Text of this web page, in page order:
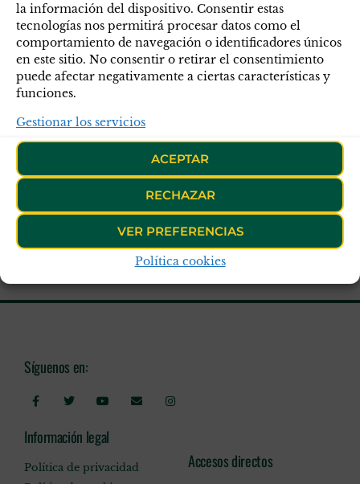
la información del dispositivo. Consentir estas
tecnologías nos permitirá procesar datos como el
comportamiento de navegación o identificadores únicos
en este sitio. No consentir o retirar el consentimiento
puede afectar negativamente a ciertas características y
funciones.
Gestionar los servicios
ACEPTAR
RECHAZAR
VER PREFERENCIAS
Política cookies
Profesional de Cabos. En este nuevo acuerdo la oferta
formativa es significativamente más amplia que la
anterior y los precios conseguidos para nuestros socios son
mucho más competitivos. En breve tendremos
actualizada nuestra Web donde podréis descargar un
Síguenos en:
Información legal
Política de privacidad
Accesos directos